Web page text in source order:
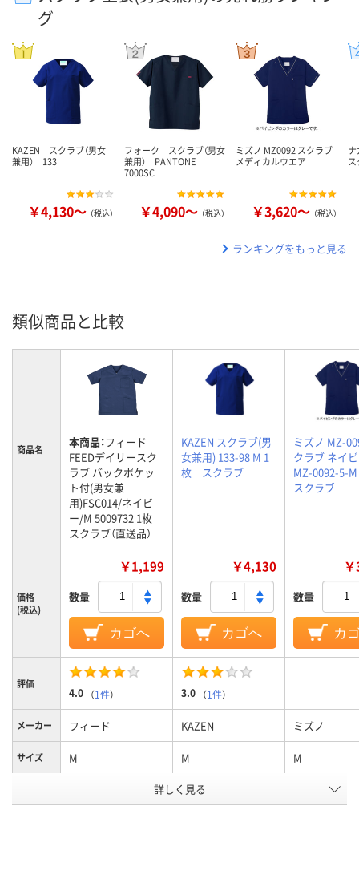
グ
KAZEN スクラブ（男女
兼用） 133
￥4,130～ （税込）
フォーク スクラブ（男女
兼用） PANTONE
7000SC
￥4,090～ （税込）
ミズノ MZ0092 スクラブ
メディカルウエア
￥3,620～ （税込）
ランキングをもっと見る
類似商品と比較
商品名 本商品：フィード
FEEDデイリースク
ラブ バックポケッ
ト付(男女兼
用)FSC014/ネイビ
ー/M 5009732 1枚
スクラブ（直送品）
KAZEN スクラブ(男
女兼用) 133-98 M 1
枚 スクラブ
ミズノ MZ-
クラブ ネイ
MZ-0092-5-
スクラブ
価格
(税込)
￥1,199
数量
カゴへ
￥4,130
数量
カゴへ
数量
カ
評価
4.0 （1件） 3.0 （1件）
メーカー フィード KAZEN ミズノ
サイズ M M M
素材
ポリエステル100%詳しく見る